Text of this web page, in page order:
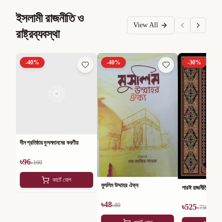
ইসলামী রাজনীতি ও
রাষ্ট্রব্যবস্থা
View All
-40%
দীন প্রতিষ্ঠায় মুসলমানদের করণীয়
৳96৳160
কার্টে যোগ
-40%
মুসলিম উম্মাহর ঐক্য
৳48৳80
-30%
শারঈ রাজনীতি
৳525৳750